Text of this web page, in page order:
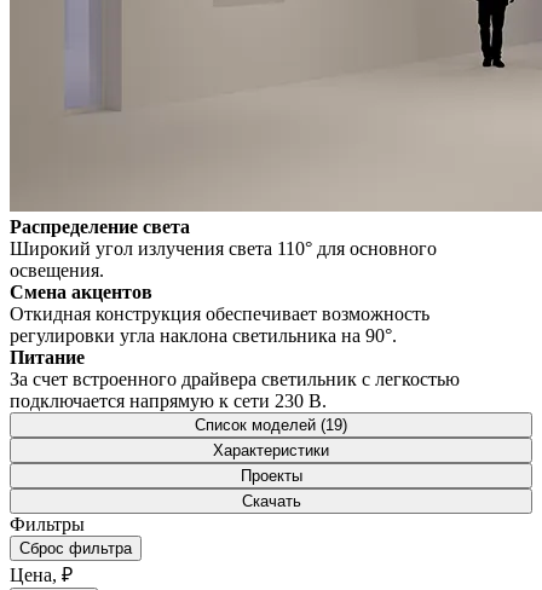
Распределение света
Широкий угол излучения света 110° для основного
освещения.
Смена акцентов
Откидная конструкция обеспечивает возможность
регулировки угла наклона светильника на 90°.
Питание
За счет встроенного драйвера светильник с легкостью
подключается напрямую к сети 230 В.
Список моделей (19)
Характеристики
Проекты
Скачать
Фильтры
Сброс фильтра
Цена, ₽